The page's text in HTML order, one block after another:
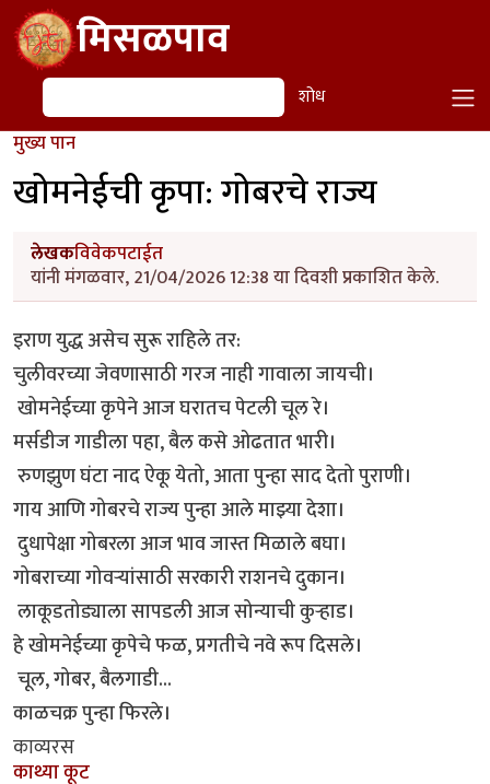
Skip to main contentमिसळपाव
शोध शोध
मुख्य पान
खोमनेईची कृपा: गोबरचे राज्य
लेखकविवेकपटाईत
यांनी मंगळवार, 21/04/2026 12:38 या दिवशी प्रकाशित केले.
इराण युद्ध असेच सुरू राहिले तर:
चुलीवरच्या जेवणासाठी गरज नाही गावाला जायची।
खोमनेईच्या कृपेने आज घरातच पेटली चूल रे।
मर्सडीज गाडीला पहा, बैल कसे ओढतात भारी।
रुणझुण घंटा नाद ऐकू येतो, आता पुन्हा साद देतो पुराणी।
गाय आणि गोबरचे राज्य पुन्हा आले माझ्या देशा।
दुधापेक्षा गोबरला आज भाव जास्त मिळाले बघा।
गोबराच्या गोवऱ्यांसाठी सरकारी राशनचे दुकान।
लाकूडतोड्याला सापडली आज सोन्याची कुऱ्हाड।
हे खोमनेईच्या कृपेचे फळ, प्रगतीचे नवे रूप दिसले।
चूल, गोबर, बैलगाडी...
काळचक्र पुन्हा फिरले।
काव्यरस
काथ्या कूट